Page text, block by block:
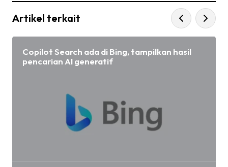
Artikel terkait
Copilot Search ada di Bing, tampilkan hasil
pencarian AI generatif